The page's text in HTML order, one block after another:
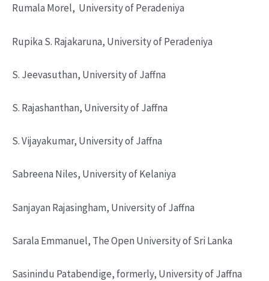
Rumala Morel, University of Peradeniya
Rupika S. Rajakaruna, University of Peradeniya
S. Jeevasuthan, University of Jaffna
S. Rajashanthan, University of Jaffna
S. Vijayakumar, University of Jaffna
Sabreena Niles, University of Kelaniya
Sanjayan Rajasingham, University of Jaffna
Sarala Emmanuel, The Open University of Sri Lanka
Sasinindu Patabendige, formerly, University of Jaffna